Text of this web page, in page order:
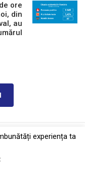
ore
din
au
Contact
experiența ta